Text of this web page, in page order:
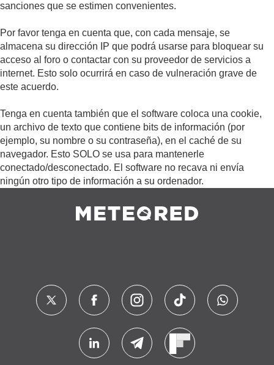
sanciones que se estimen convenientes.
Por favor tenga en cuenta que, con cada mensaje, se
almacena su dirección IP que podrá usarse para bloquear su
acceso al foro o contactar con su proveedor de servicios a
internet. Esto solo ocurrirá en caso de vulneración grave de
este acuerdo.
Tenga en cuenta también que el software coloca una cookie,
un archivo de texto que contiene bits de información (por
ejemplo, su nombre o su contraseña), en el caché de su
navegador. Esto SOLO se usa para mantenerle
conectado/desconectado. El software no recava ni envía
ningún otro tipo de información a su ordenador.